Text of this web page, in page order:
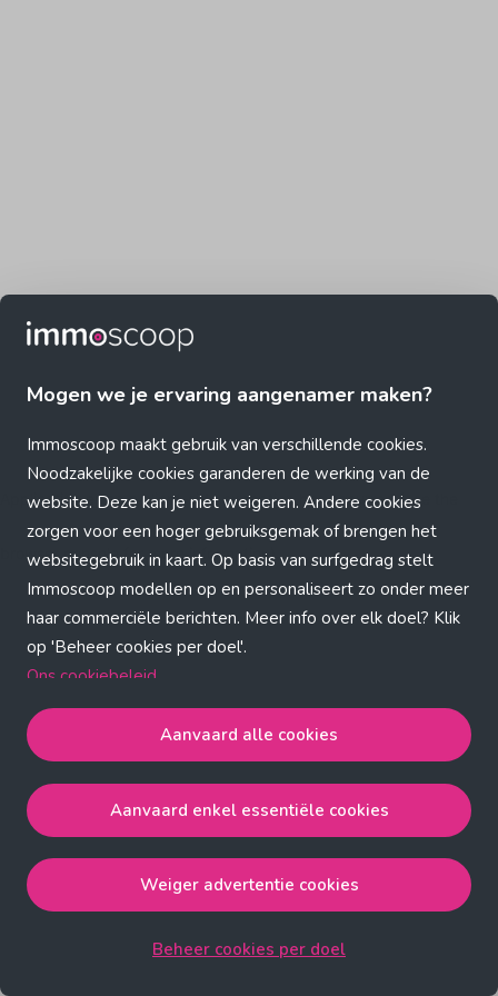
Mogen we je ervaring aangenamer maken?
Immoscoop maakt gebruik van verschillende cookies.
Noodzakelijke cookies garanderen de werking van de
website. Deze kan je niet weigeren. Andere cookies
zorgen voor een hoger gebruiksgemak of brengen het
websitegebruik in kaart. Op basis van surfgedrag stelt
Immoscoop modellen op en personaliseert zo onder meer
haar commerciële berichten. Meer info over elk doel? Klik
op 'Beheer cookies per doel'.
Ons cookiebeleid
Aanvaard alle cookiesgaat akkoord met de strict
noodzakelijke, analytische, functionele en advertentie
cookies.
de strict noodzakelijke cookies.
Weiger advertentie cookiesgaat akkoord met de strict
Aanvaard alle cookies
Aanvaard enkel essentiële cookies
Weiger advertentie cookies
Beheer cookies per doel
Application error: a client-side exception has occurred (see the
browser console for more information)